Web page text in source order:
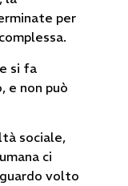
per
si fa
e non può
sociale,
ci
volto